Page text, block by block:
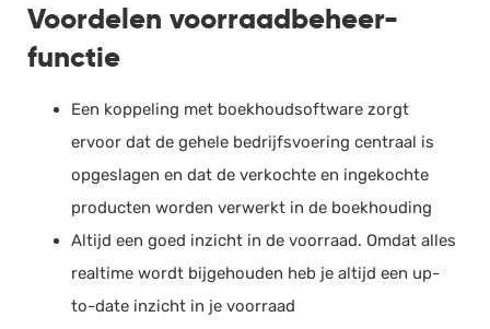
Voordelen voorraadbeheer-
functie
Een koppeling met boekhoudsoftware zorgt
ervoor dat de gehele bedrijfsvoering centraal is
opgeslagen en dat de verkochte en ingekochte
producten worden verwerkt in de boekhouding
Altijd een goed inzicht in de voorraad. Omdat alles
realtime wordt bijgehouden heb je altijd een up-
to-date inzicht in je voorraad